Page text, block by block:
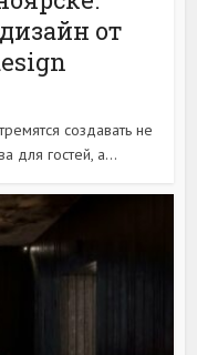
от
создавать не
для гостей, а...